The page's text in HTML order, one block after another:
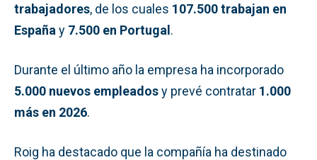
trabajadores, de los cuales 107.500 trabajan en
España y 7.500 en Portugal.
Durante el último año la empresa ha incorporado
5.000 nuevos empleadosy prevé contratar 1.000
más en 2026.
Roig ha destacado que la compañía ha destinado